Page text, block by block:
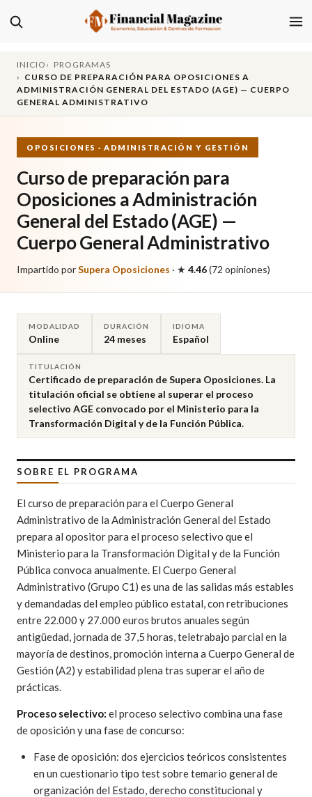
INICIO
PROGRAMAS
CURSO DE PREPARACIÓN PARA OPOSICIONES A
ADMINISTRACIÓN GENERAL DEL ESTADO (AGE) — CUERPO
GENERAL ADMINISTRATIVO
OPOSICIONES · ADMINISTRACIÓN Y GESTIÓN
Curso de preparación para
Oposiciones a Administración
General del Estado (AGE) —
Cuerpo General Administrativo
Impartido porSupera Oposiciones · ★ 4.46(72 opiniones)
MODALIDAD
Online
DURACIÓN
24 meses
IDIOMA
Español
TITULACIÓN
Certificado de preparación de Supera Oposiciones. La
titulación oficial se obtiene al superar el proceso
selectivo AGE convocado por el Ministerio para la
Transformación Digital y de la Función Pública.
SOBRE EL PROGRAMA
El curso de preparación para el Cuerpo General
Administrativo de la Administración General del Estado
prepara al opositor para el proceso selectivo que el
Ministerio para la Transformación Digital y de la Función
Pública convoca anualmente. El Cuerpo General
Administrativo (Grupo C1) es una de las salidas más estables
y demandadas del empleo público estatal, con retribuciones
entre 22.000 y 27.000 euros brutos anuales según
antigüedad, jornada de 37,5 horas, teletrabajo parcial en la
mayoría de destinos, promoción interna a Cuerpo General de
Gestión (A2) y estabilidad plena tras superar el año de
prácticas.
Proceso selectivo: el proceso selectivo combina una fase
de oposición y una fase de concurso:
Fase de oposición: dos ejercicios teóricos consistentes
en un cuestionario tipo test sobre temario general de
organización del Estado, derecho constitucional y